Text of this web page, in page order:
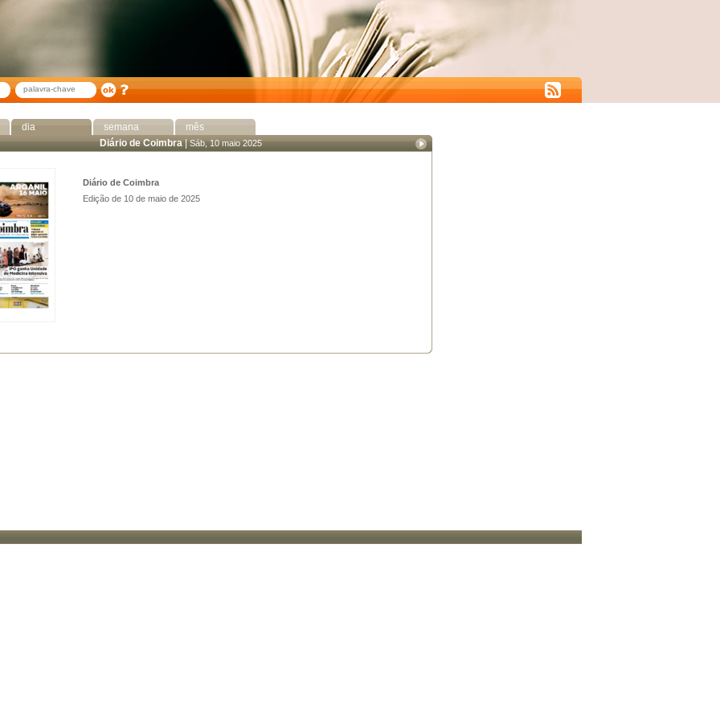
dia semana
mês
Diário de Coimbra|Sáb, 10 maio 2025
Diário de Coimbra
Edição de 10 de maio de 2025